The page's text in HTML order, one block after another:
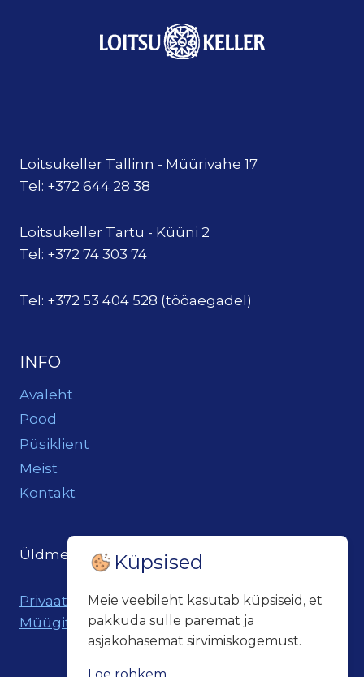
Loitsukeller Tallinn - Müürivahe 17
Tel: +372 644 28 38
Loitsukeller Tartu - Küüni 2
Tel: +372 74 303 74
Tel: +372 53 404 528 (tööaegadel)
INFO
Avaleht
Pood
Püsiklient
Meist
Kontakt
Üldmeil: loits@loitsukeller.ee
Privaatsuspoliitika
Müügitingimused
Küpsised
Meie veebileht kasutab küpsiseid, et
pakkuda sulle paremat ja
asjakohasemat sirvimiskogemust.